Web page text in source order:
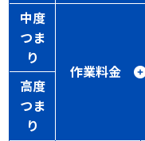
中度
つま
り
作業料金
高度
つま
り